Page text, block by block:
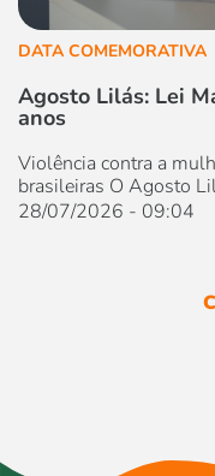
DATA COMEMORATIVA
Agosto Lilás: Lei
anos
Violência contra a
brasileiras O Agosto
prevenção e
proteção dos direitos...
28/07/2026 - 09:04